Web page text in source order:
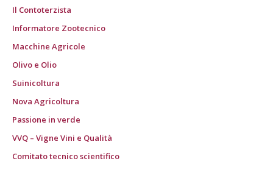
Il Contoterzista
Informatore Zootecnico
Macchine Agricole
Olivo e Olio
Suinicoltura
Nova Agricoltura
Passione in verde
VVQ – Vigne Vini e Qualità
Comitato tecnico scientifico